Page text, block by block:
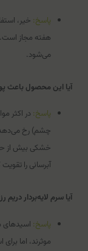
پاسخ: خیر،
هفته مجاز
می‌شود.
آیا این محصول باعث
پاسخ: در اکثر
چشم) رخ می‌دهد.
خشکی بیش از
آبرسانی را
آیا سرم لایه‌بردار
پاسخ: اسیدهای
موثرند، اما